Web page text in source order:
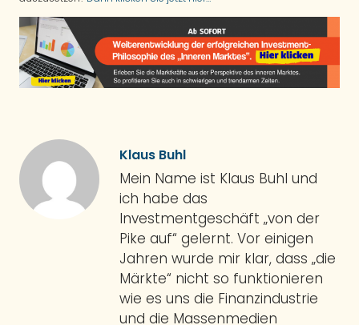
Klaus Buhl
Mein Name ist Klaus Buhl und
ich habe das
Investmentgeschäft „von der
Pike auf“ gelernt. Vor einigen
Jahren wurde mir klar, dass „die
Märkte“ nicht so funktionieren
wie es uns die Finanzindustrie
und die Massenmedien